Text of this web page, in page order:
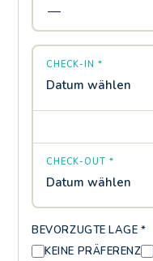
CHECK-IN *
Datum wählen
CHECK-OUT *
Datum wählen
BEVORZUGTE LAGE *
KEINE PRÄFERENZ